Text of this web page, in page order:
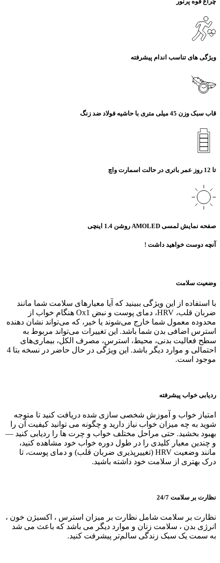
ویژگی های تناسب اندام پیشرفته
قاب سبک وزن 45 میلی‌ متری با حاشیه فولاد ضد زنگ
تا 12 روز عمر باتری در حالت اسمارت واچ
صفحه نمایش لمسی AMOLED روشن 1.4 اینچی
آنچه دوست خواهید داشت !
وضعیت سلامت
با استفاده از این ویژگی ببینید که آیا معیارهای سلامت شما مانند
ضربان قلب، HRV، دمای پوست و نبض Ox1 هنگام خواب از
محدوده معمول شما خارج می‌شوند یا خیر، که می‌تواند نشان دهنده
استرس اضافی بدن شما باشد. این تغییرات می‌تواند مربوط به
سطح فعالیت بدنی، محیط، استرس، مصرف الکل، بیماری‌های
احتمالی و موارد دیگر باشد. این ویژگی در حال حاضر در نسخه بتا 4
موجود است.
ردیابی خواب پیشرفته
امتیاز خواب و آموزش شخصی‌ سازی‌ شده دریافت کنید تا متوجه
شوید به چه میزان خواب نیاز دارید و چگونه می‌ توانید کیفیت آن را
بهبود بخشید. حتی مراحل مختلف خواب و چرت‌ ها را ردیابی کنید —
و چندین معیار کلیدی را در طول دوره خواب خود مشاهده کنید،
مانند وضعیت HRV (تغییرپذیری ضربان قلب) و دمای پوست، تا
درک بهتری از سلامت خود داشته باشید.
نظارت بر سلامت 24/7
نظارت بر سلامت شامل نظارت بر میزان استرس ، اکسیژن خون ،
انرژی بدن ، سلامت زنان و موارد دیگر می باشد که باعث می شد
به سمت یک سبک زندگی سالم‌تر پیشرفت کنید.